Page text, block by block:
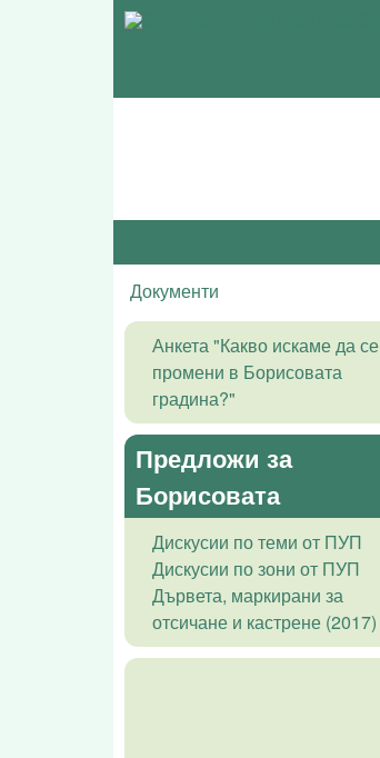
You are here
Документи
Анкета "Какво искаме да се
промени в Борисовата
градина?"
Предложи за
Борисовата
Дискусии по теми от ПУП
Дискусии по зони от ПУП
Дървета, маркирани за
отсичане и кастрене (2017)